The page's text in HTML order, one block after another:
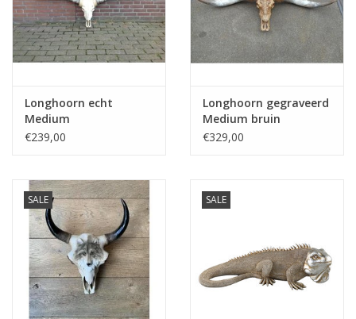
Vachten
Badkamer
Tuinmeubels en deco
Beelden
Fake plants
Longhoorn echt
Medium
€239,00
Longhoorn gegraveerd
Medium bruin
€329,00
SALE SALE